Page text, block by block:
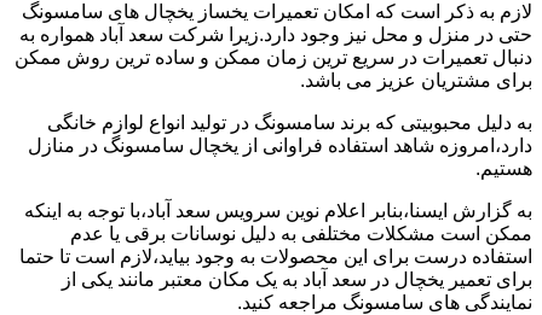
لازم به ذکر است که امکان تعمیرات یخساز یخچال های سامسونگ
حتی در منزل و محل نیز وجود دارد.زیرا شرکت سعد آباد همواره به
دنبال تعمیرات در سریع ترین زمان ممکن و ساده ترین روش ممکن
برای مشتریان عزیز می باشد.
به دلیل محبوبیتی که برند سامسونگ در تولید انواع لوازم خانگی
دارد،امروزه شاهد استفاده فراوانی از یخچال سامسونگ در منازل
هستیم.
به گزارش ایسنا،بنابر اعلام نوین سرویس سعد آباد،با توجه به اینکه
ممکن است مشکلات مختلفی به دلیل نوسانات برقی یا عدم
استفاده درست برای این محصولات به وجود بیاید،لازم است تا حتما
برای تعمیر یخچال در سعد آباد به یک مکان معتبر مانند یکی از
نمایندگی های سامسونگ مراجعه کنید.